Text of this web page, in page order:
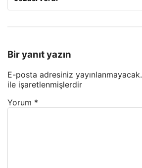
Bir yanıt yazın
E-posta adresiniz yayınlanmayacak.
ile işaretlenmişlerdir
Yorum *